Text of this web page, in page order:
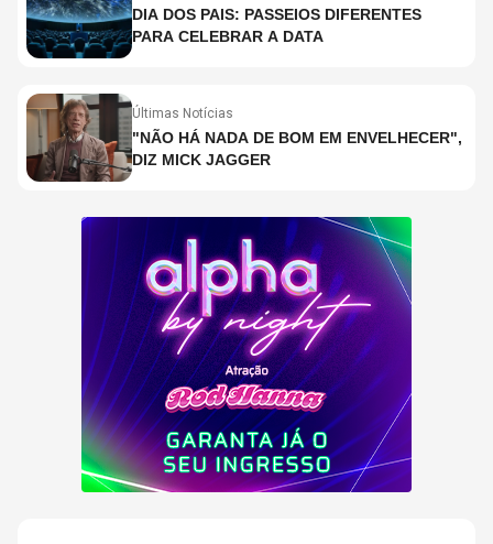
DIA DOS PAIS: PASSEIOS DIFERENTES
PARA CELEBRAR A DATA
Últimas Notícias
"NÃO HÁ NADA DE BOM EM ENVELHECER",
DIZ MICK JAGGER